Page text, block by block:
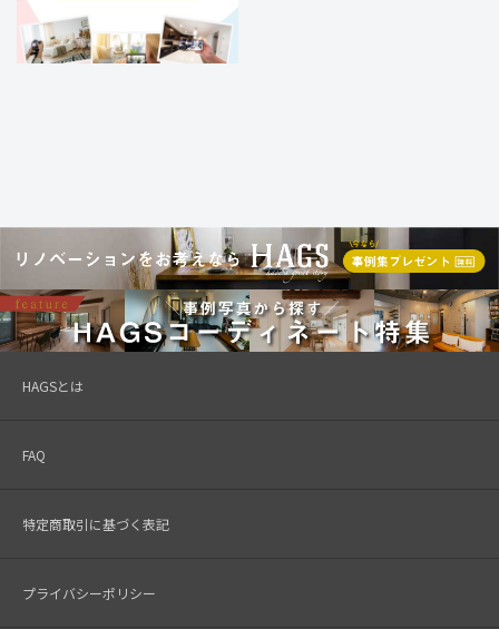
HAGSとは
FAQ
特定商取引に基づく表記
プライバシーポリシー